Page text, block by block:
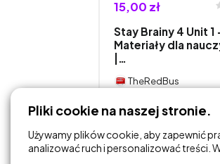
15,00 zł
Stay Brainy 4 Unit 1
Materiały dla
|…
TheRedBus
DODAJ DO
KOSZYKA
Pliki cookie na naszej stronie.
Używamy plików cookie, aby zapewnić
analizować ruch i personalizować treści.